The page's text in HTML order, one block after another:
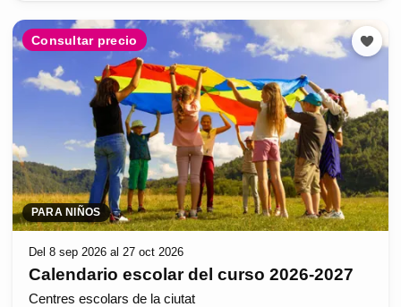
Consultar precio
PARA NIÑOS
Del 8 sep 2026 al 27 oct 2026
Calendario escolar del curso 2026-2027
Centres escolars de la ciutat